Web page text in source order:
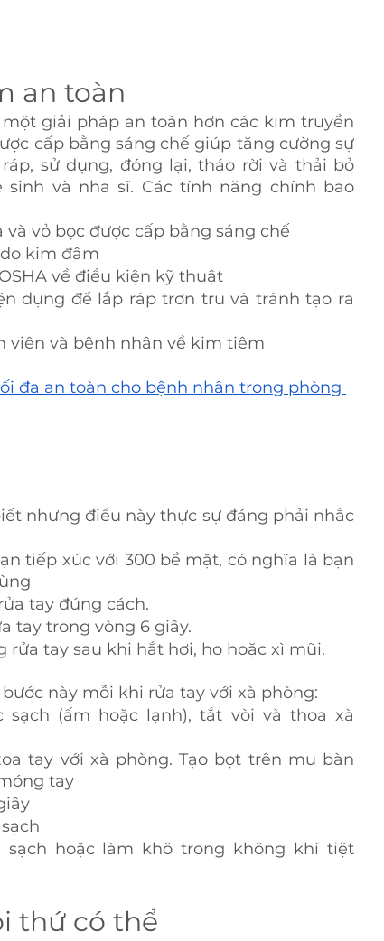
an toàn
giải pháp an toàn hơn các kim truyền
cấp bằng sáng chế giúp tăng cường sự
sử dụng, đóng lại, tháo rời và thải bỏ
sinh và nha sĩ. Các tính năng chính bao
vỏ bọc được cấp bằng sáng chế
kim đâm
về điều kiện kỹ thuật
dụng để lắp ráp trơn tru và tránh tạo ra
viên và bệnh nhân về kim tiêm
đa an toàn cho bệnh nhân trong phòng
nhưng điều này thực sự đáng phải nhắc
tiếp xúc với 300 bề mặt, có nghĩa là bạn
tay đúng cách.
tay trong vòng 6 giây.
rửa tay sau khi hắt hơi, ho hoặc xì mũi.
này mỗi khi rửa tay với xà phòng:
sạch (ấm hoặc lạnh), tắt vòi và thoa xà
tay với xà phòng. Tạo bọt trên mu bàn
tay
sạch hoặc làm khô trong không khí tiệt
thứ có thể